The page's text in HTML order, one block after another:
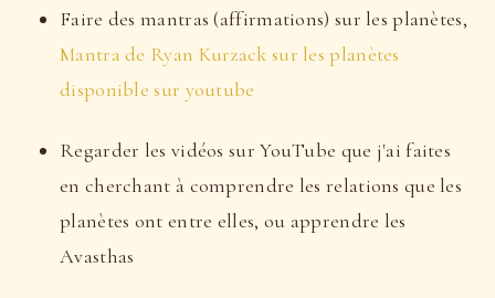
Faire des mantras (affirmations) sur les planètes,
Mantra de Ryan Kurzack sur les planètes
disponible sur youtube
Regarder les vidéos sur YouTube que j'ai faites
en cherchant à comprendre les relations que les
planètes ont entre elles, ou apprendre les
Avasthas